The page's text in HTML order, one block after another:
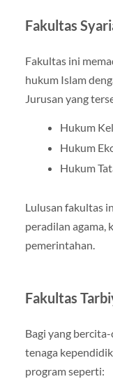
Fakultas
Fakultas ini
hukum Islam
Jurusan yang
Hukum
Hukum
Hukum
Lulusan fakultas
peradilan agama,
pemerintahan.
Fakultas
Bagi yang
tenaga
program seperti: